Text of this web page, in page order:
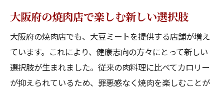
大豆ミートによる健康的な食文化の広がり
す変化
大阪府で常識を覆す大豆ミートの進化
焼肉の未来を変える大豆ミートのパワー
大阪府の焼肉店で楽しむ新しい選択肢
大阪府の焼肉店でも、大豆ミートを提供する店舗が増え
ています。これにより、健康志向の方々にとって新しい
選択肢が生まれました。従来の肉料理に比べてカロリー
が抑えられているため、罪悪感なく焼肉を楽しむことが